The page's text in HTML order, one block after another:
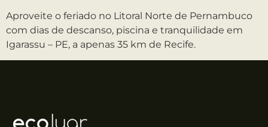
Aproveite o feriado no Litoral Norte de Pernambuco
com dias de descanso, piscina e tranquilidade em
Igarassu – PE, a apenas 35 km de Recife.